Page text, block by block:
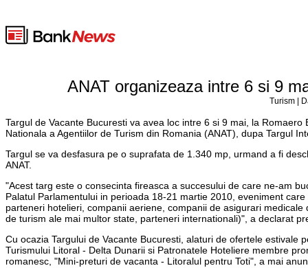
ANAT organizeaza intre 6 si 9
Turism |
Targul de Vacante Bucuresti va avea loc intre 6 si 9 mai, la
Nationala a Agentiilor de Turism din Romania (ANAT), dupa Targul
Targul se va desfasura pe o suprafata de 1.340 mp, urmand a fi
ANAT.
"Acest targ este o consecinta fireasca a succesului de care ne-am
Palatul Parlamentului in perioada 18-21 martie 2010, eveniment
parteneri hotelieri, companii aeriene, companii de asigurari
de turism ale mai multor state, parteneri internationali)", a declarat
Cu ocazia Targului de Vacante Bucuresti, alaturi de ofertele estivale
Turismului Litoral - Delta Dunarii si Patronatele Hoteliere membre
romanesc, "Mini-preturi de vacanta - Litoralul pentru Toti", a mai